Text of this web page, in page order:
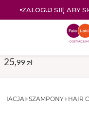
ZALOGUJ SIĘ ABY
HAIR
SZAMPONY
25, 99 zł